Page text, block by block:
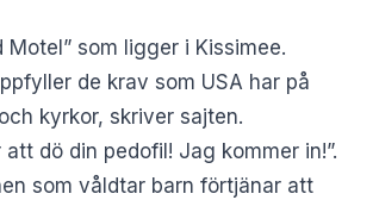
som ligger i Kissimee.
de krav som USA har på
kyrkor, skriver sajten.
dö din pedofil! Jag kommer in!”.
som våldtar barn förtjänar att